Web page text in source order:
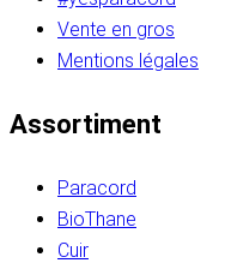
Vente en gros
Mentions légales
Assortiment
Paracord
BioThane
Cuir